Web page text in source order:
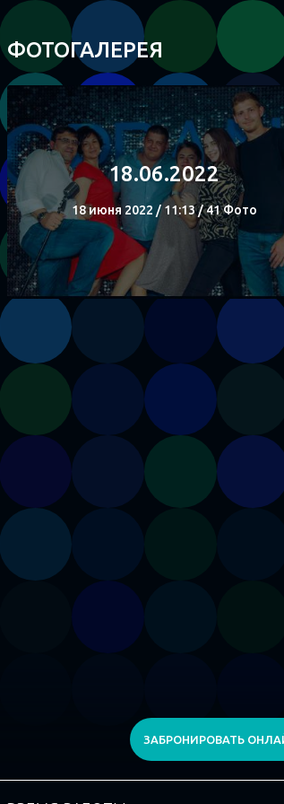
ФОТОГАЛЕРЕЯ
18.06.2022
18 июня 2022 / 11:13 / 41 Фото
СМОТРЕТЬ
Поделиться
ЗАБРОНИРОВАТЬ